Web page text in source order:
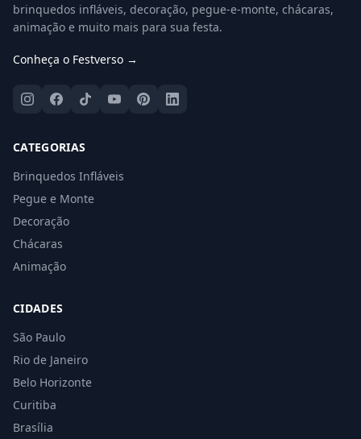
brinquedos infláveis, decoração, pegue-e-monte, chácaras,
animação e muito mais para sua festa.
Conheça o Festverso →
CATEGORIAS
Brinquedos Infláveis
Pegue e Monte
Decoração
Chácaras
Animação
CIDADES
São Paulo
Rio de Janeiro
Belo Horizonte
Curitiba
Brasília